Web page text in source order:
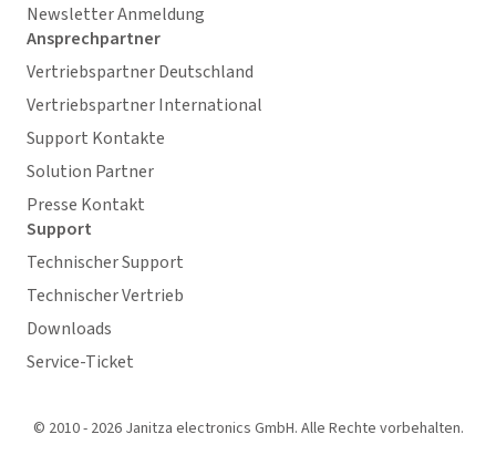
Newsletter Anmeldung
Ansprechpartner
Vertriebspartner Deutschland
Vertriebspartner International
Support Kontakte
Solution Partner
Presse Kontakt
Support
Technischer Support
Technischer Vertrieb
Downloads
Service-Ticket
© 2010 - 2026 Janitza electronics GmbH. Alle Rechte vorbehalten.